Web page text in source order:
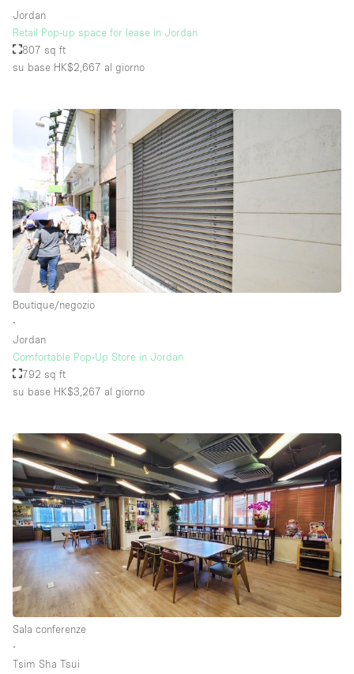
Jordan
Retail Pop-up space for lease in Jordan
807 sq ft
su base HK$2,667 al giorno
Boutique/negozio
∙
Jordan
Comfortable Pop-Up Store in Jordan
792 sq ft
su base HK$3,267 al giorno
Sala conferenze
∙
Tsim Sha Tsui